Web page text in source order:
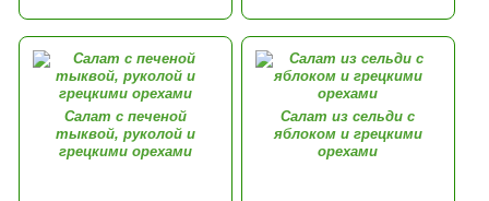
Салат с печеной
тыквой, руколой и
грецкими орехами
Салат из сельди с
яблоком и грецкими
орехами